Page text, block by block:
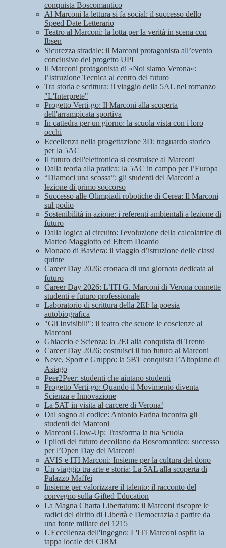
conquista Boscomantico
Al Marconi la lettura si fa social: il successo dello
Speed Date Letterario
Teatro al Marconi: la lotta per la verità in scena con
Ibsen
Sicurezza stradale: il Marconi protagonista all’evento
conclusivo del progetto UPI
Il Marconi protagonista di «Noi siamo Verona»:
l’Istruzione Tecnica al centro del futuro
Tra storia e scrittura: il viaggio della 5AL nel romanzo
"L'Interprete"
Progetto Verti-go: Il Marconi alla scoperta
dell'arrampicata sportiva
In cattedra per un giorno: la scuola vista con i loro
occhi
Eccellenza nella progettazione 3D: traguardo storico
per la 5AC
Il futuro dell'elettronica si costruisce al Marconi
Dalla teoria alla pratica: la 5AC in campo per l’Europa
“Diamoci una scossa”: gli studenti del Marconi a
lezione di primo soccorso
Successo alle Olimpiadi robotiche di Cerea: Il Marconi
sul podio
Sostenibilità in azione: i referenti ambientali a lezione di
futuro
Dalla logica al circuito: l'evoluzione della calcolatrice di
Matteo Maggiotto ed Efrem Doardo
Monaco di Baviera: il viaggio d’istruzione delle classi
quinte
Career Day 2026: cronaca di una giornata dedicata al
futuro
Career Day 2026: L’ITI G. Marconi di Verona connette
studenti e futuro professionale
Laboratorio di scrittura della 2EI: la poesia
autobiografica
"Gli Invisibili": il teatro che scuote le coscienze al
Marconi
Ghiaccio e Scienza: la 2EI alla conquista di Trento
Career Day 2026: costruisci il tuo futuro al Marconi
Neve, Sport e Gruppo: la 5BT conquista l’Altopiano di
Asiago
Peer2Peer: studenti che aiutano studenti
Progetto Verti-go: Quando il Movimento diventa
Scienza e Innovazione
La 5AT in visita al carcere di Verona!
Dal sogno al codice: Antonio Farina incontra gli
studenti del Marconi
Marconi Glow-Up: Trasforma la tua Scuola
I piloti del futuro decollano da Boscomantico: successo
per l’Open Day del Marconi
AVIS e ITI Marconi: Insieme per la cultura del dono
Un viaggio tra arte e storia: La 5AL alla scoperta di
Palazzo Maffei
Insieme per valorizzare il talento: il racconto del
convegno sulla Gifted Education
La Magna Charta Libertatum: il Marconi riscopre le
radici del diritto di Libertà e Democrazia a partire da
una fonte miliare del 1215
L'Eccellenza dell'Ingegno: L'ITI Marconi ospita la
tappa locale del CIRM